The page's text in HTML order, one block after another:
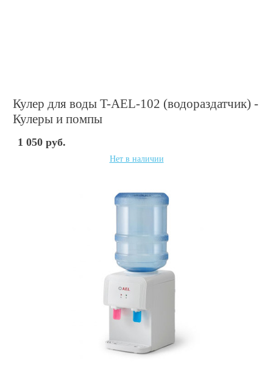
Кулер для воды T-AEL-102 (водораздатчик) -
Кулеры и помпы
1 050 руб.
Нет в наличии